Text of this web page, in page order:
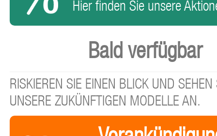
Hier finden Sie unsere
Bald verfügbar
RISKIEREN SIE EINEN BLICK UND SEHEN
UNSERE ZUKÜNFTIGEN MODELLE AN.